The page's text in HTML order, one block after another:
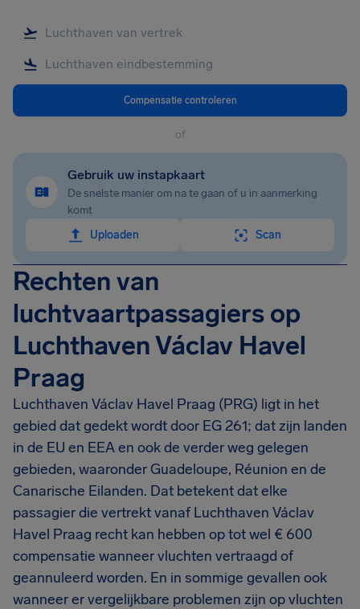
Compensatie controleren
of
Gebruik uw instapkaart
De snelste manier om na te gaan of u in aanmerking
komt
Uploaden
Scan
Rechten van
luchtvaartpassagiers op
Luchthaven Václav Havel
Praag
Luchthaven Václav Havel Praag (PRG) ligt in het
gebied dat gedekt wordt door EG 261; dat zijn landen
in de EU en EEA en ook de verder weg gelegen
gebieden, waaronder Guadeloupe, Réunion en de
Canarische Eilanden. Dat betekent dat elke
passagier die vertrekt vanaf Luchthaven Václav
Havel Praag recht kan hebben op tot wel € 600
compensatie wanneer vluchten vertraagd of
geannuleerd worden. En in sommige gevallen ook
wanneer er vergelijkbare problemen zijn op vluchten